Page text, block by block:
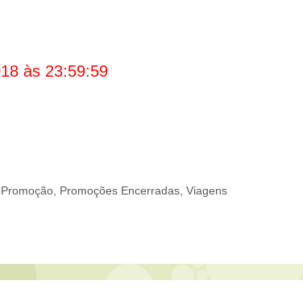
às 23:59:59
Promoção Promoções Encerradas ,Viagens